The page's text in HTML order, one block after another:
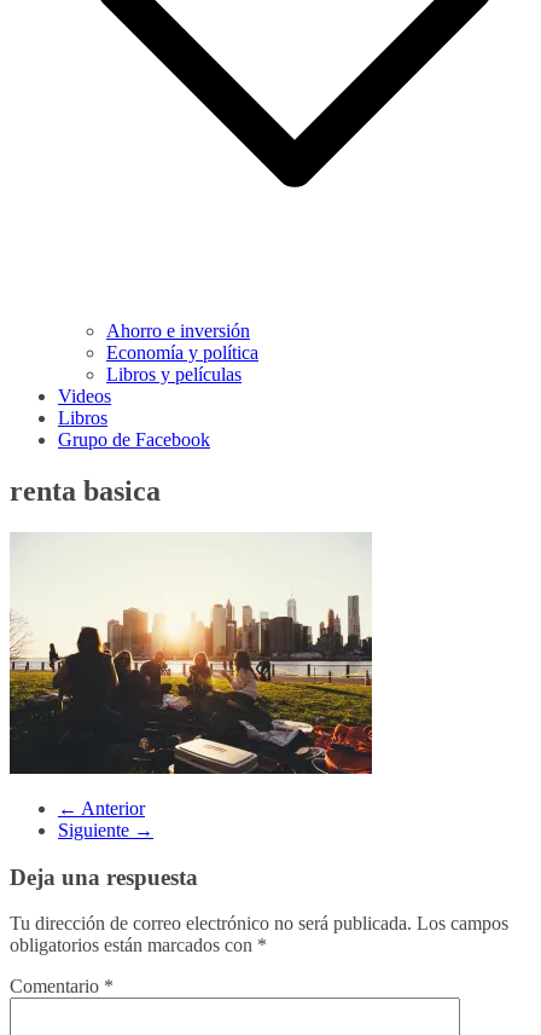
Ahorro e inversión
Economía y política
Libros y películas
Videos
Libros
Grupo de Facebook
renta basica
← Anterior
Siguiente →
Deja una respuesta
Tu dirección de correo electrónico no será publicada. Los campos
obligatorios están marcados con *
Comentario *